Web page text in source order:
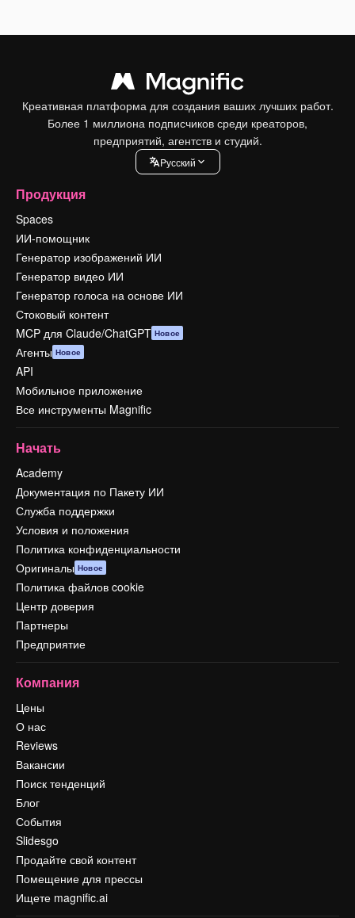
Креативная платформа для создания ваших лучших работ.
Более 1 миллиона подписчиков среди креаторов,
предприятий, агентств и студий.
Pусский
Продукция
Spaces
ИИ-помощник
Генератор изображений ИИ
Генератор видео ИИ
Генератор голоса на основе ИИ
Стоковый контент
MCP для Claude/ChatGPT Новое
Агенты Новое
API
Мобильное приложение
Все инструменты Magnific
Начать
Academy
Документация по Пакету ИИ
Служба поддержки
Условия и положения
Политика конфиденциальности
Оригиналы Новое
Политика файлов cookie
Центр доверия
Партнеры
Предприятие
Компания
Цены
О нас
Reviews
Вакансии
Поиск тенденций
Блог
События
Slidesgo
Продайте свой контент
Помещение для прессы
Ищете magnific.ai